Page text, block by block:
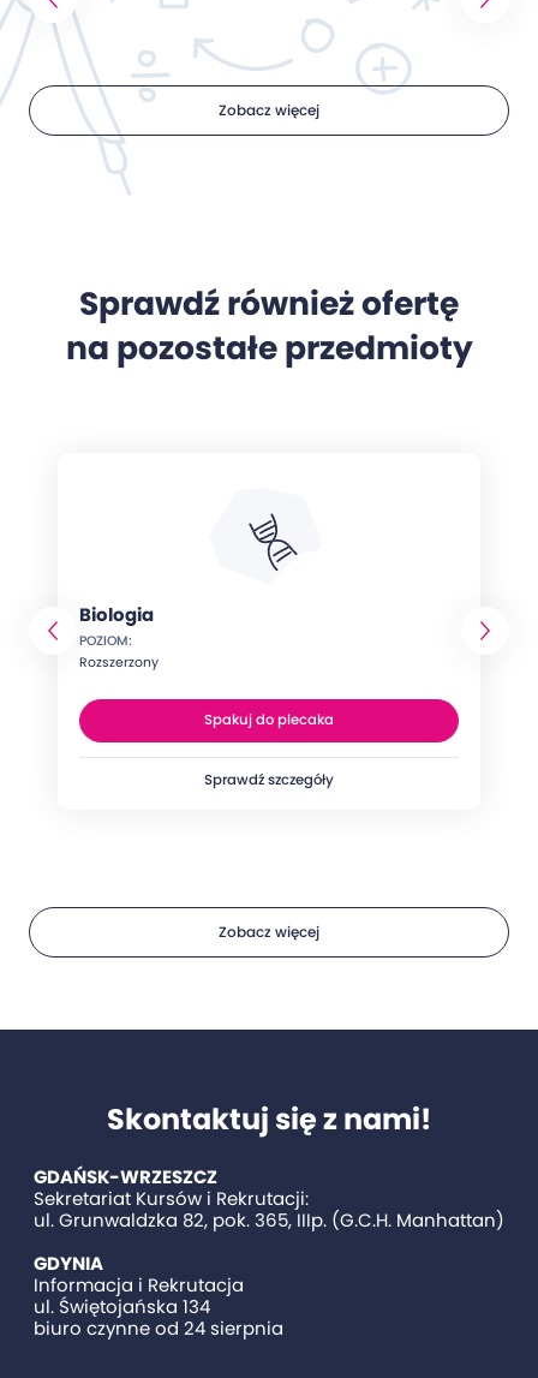
Zobacz więcej
Sprawdź również ofertę
na pozostałe przedmioty
Biologia
POZIOM:
Rozszerzony
Spakuj do plecaka
Sprawdź szczegóły
Zobacz więcej
Skontaktuj się z nami!
GDAŃSK-WRZESZCZ
Sekretariat Kursów i Rekrutacji:
ul. Grunwaldzka 82, pok. 365, IIIp. (G.C.H. Manhattan)
GDYNIA
Informacja i Rekrutacja
ul. Świętojańska 134
biuro czynne od 24 sierpnia